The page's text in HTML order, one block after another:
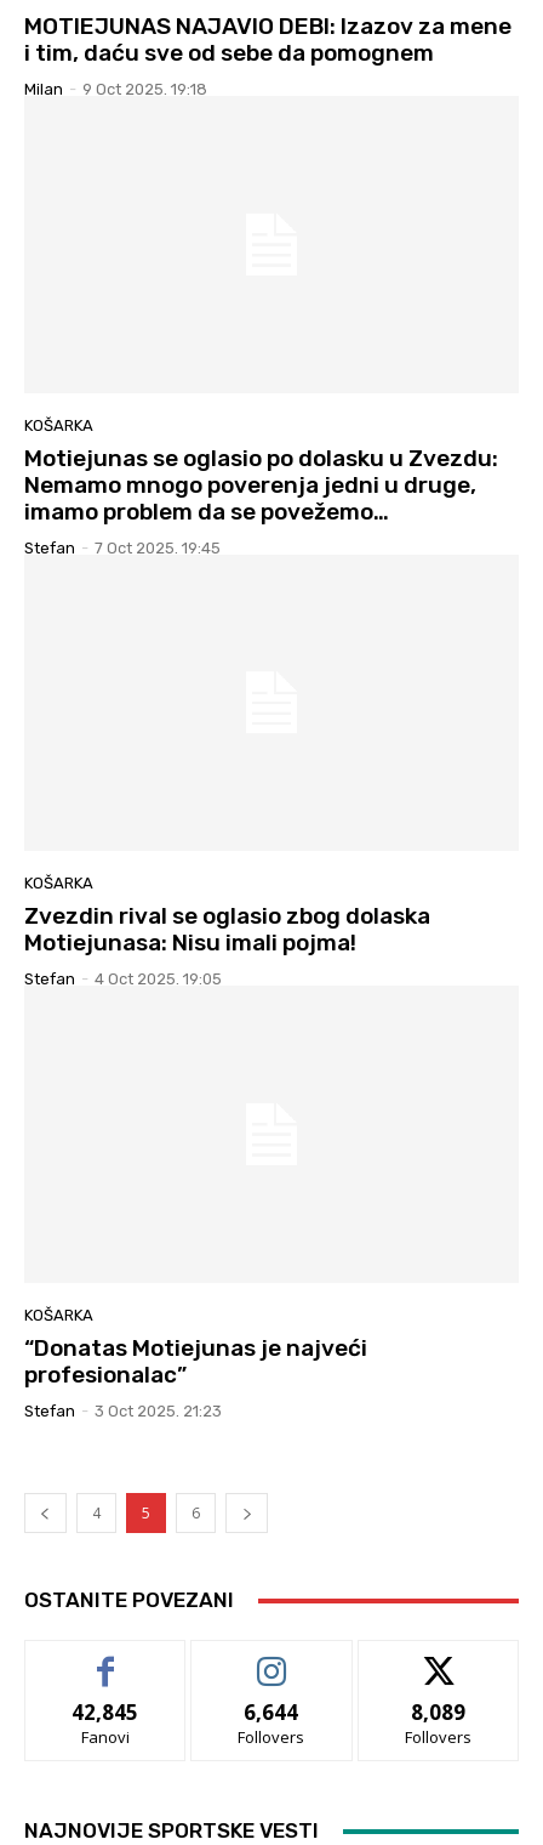
MOTIEJUNAS NAJAVIO DEBI: Izazov za mene
i tim, daću sve od sebe da pomognem
Milan - 9 Oct 2025. 19:18
KOŠARKA
Motiejunas se oglasio po dolasku u Zvezdu:
Nemamo mnogo poverenja jedni u druge,
imamo problem da se povežemo…
Stefan - 7 Oct 2025. 19:45
KOŠARKA
Zvezdin rival se oglasio zbog dolaska
Motiejunasa: Nisu imali pojma!
Stefan - 4 Oct 2025. 19:05
KOŠARKA
“Donatas Motiejunas je najveći
profesionalac”
Stefan - 3 Oct 2025. 21:23
4 5 6
OSTANITE POVEZANI
42,845
Fanovi
6,644
Follovers
8,089
Follovers
NAJNOVIJE SPORTSKE VESTI